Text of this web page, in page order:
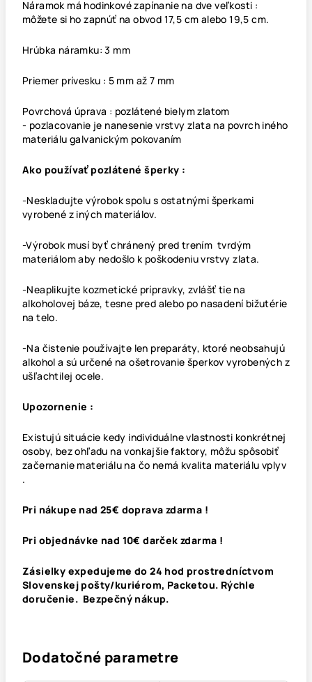
Náramok má hodinkové zapínanie na dve veľkosti :
môžete si ho zapnúť na obvod 17,5 cm alebo 19,5 cm.
Hrúbka náramku: 3 mm
Priemer prívesku : 5 mm až 7 mm
Povrchová úprava : pozlátené bielym zlatom
- pozlacovanie je nanesenie vrstvy zlata na povrch iného
materiálu galvanickým pokovaním
Ako používať pozlátené šperky :
-Neskladujte výrobok spolu s ostatnými šperkami
vyrobené z iných materiálov.
-Výrobok musí byť chránený pred trením tvrdým
materiálom aby nedošlo k poškodeniu vrstvy zlata.
-Neaplikujte kozmetické prípravky, zvlášť tie na
alkoholovej báze, tesne pred alebo po nasadení bižutérie
na telo.
-Na čistenie používajte len preparáty, ktoré neobsahujú
alkohol a sú určené na ošetrovanie šperkov vyrobených z
ušľachtilej ocele.
Upozornenie :
Existujú situácie kedy individuálne vlastnosti konkrétnej
osoby, bez ohľadu na vonkajšie faktory, môžu spôsobiť
začernanie materiálu na čo nemá kvalita materiálu vplyv
.
Pri nákupe nad 25€ doprava zdarma !
Pri objednávke nad 10€ darček zdarma !
Zásielky expedujeme do 24 hod prostredníctvom
Slovenskej pošty/kuriérom, Packetou. Rýchle
doručenie. Bezpečný nákup.
Dodatočné parametre